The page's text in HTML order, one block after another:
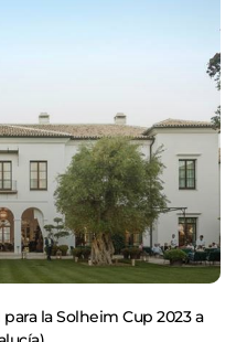
la Solheim Cup 2023 a